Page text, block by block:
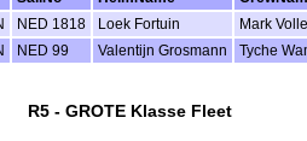
NED 1818 Loek Fortuin Mark
NED 99 Valentijn Grosmann Tyche
R5 - GROTE Klasse Fleet